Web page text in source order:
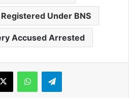
Under BNS
Accused Arrested
WhatsAppTelegram